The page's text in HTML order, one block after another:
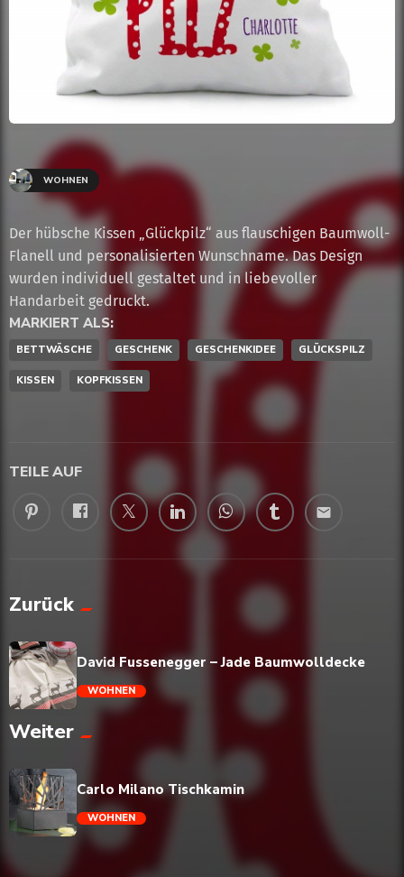
WOHNEN
Der hübsche Kissen „Glückpilz“ aus flauschigen Baumwoll-
Flanell und personalisierten Wunschname. Das Design
wurden individuell gestaltet und in liebevoller
Handarbeit gedruckt.
MARKIERT ALS:
BETTWÄSCHE GESCHENK GESCHENKIDEE GLÜCKSPILZ
KISSEN KOPFKISSEN
TEILE AUF
email
Zurück
trending_flat
David Fussenegger – Jade Baumwolldecke
WOHNEN
Weiter
Carlo Milano Tischkamin
WOHNEN